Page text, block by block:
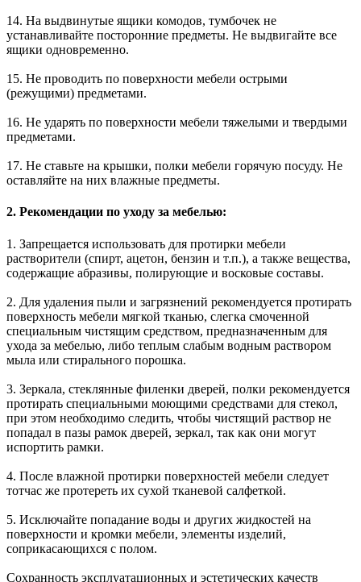
14. На выдвинутые ящики комодов, тумбочек не
устанавливайте посторонние предметы. Не выдвигайте все
ящики одновременно.
15. Не проводить по поверхности мебели острыми
(режущими) предметами.
16. Не ударять по поверхности мебели тяжелыми и твердыми
предметами.
17. Не ставьте на крышки, полки мебели горячую посуду. Не
оставляйте на них влажные предметы.
2. Рекомендации по уходу за мебелью:
1. Запрещается использовать для протирки мебели
растворители (спирт, ацетон, бензин и т.п.), а также вещества,
содержащие абразивы, полирующие и восковые составы.
2. Для удаления пыли и загрязнений рекомендуется протирать
поверхность мебели мягкой тканью, слегка смоченной
специальным чистящим средством, предназначенным для
ухода за мебелью, либо теплым слабым водным раствором
мыла или стирального порошка.
3. Зеркала, стеклянные филенки дверей, полки рекомендуется
протирать специальными моющими средствами для стекол,
при этом необходимо следить, чтобы чистящий раствор не
попадал в пазы рамок дверей, зеркал, так как они могут
испортить рамки.
4. После влажной протирки поверхностей мебели следует
тотчас же протереть их сухой тканевой салфеткой.
5. Исключайте попадание воды и других жидкостей на
поверхности и кромки мебели, элементы изделий,
соприкасающихся с полом.
Сохранность эксплуатационных и эстетических качеств